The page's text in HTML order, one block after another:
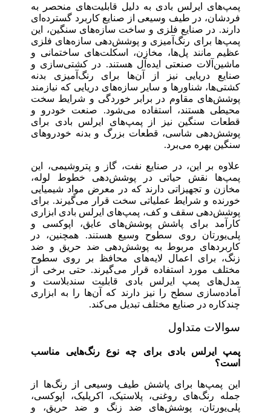
پمپ‌های ایرلس بادی به دلیل قابلیت‌های منحصر به
فردشان، در طیف وسیعی از صنایع کاربرد گسترده‌ای
دارند. در صنایع فلزی و ساخت سازه‌های سنگین، این
پمپ‌ها برای رنگ‌آمیزی و پوشش‌دهی سازه‌های فلزی
عظیم مانند پل‌ها، مخازن، اسکلت‌های ساختمانی و
ماشین‌آلات صنعتی ایده‌آل هستند. در کشتی‌سازی و
صنایع دریایی نیز از آن‌ها برای رنگ‌آمیزی بدنه
کشتی‌ها، شناورها و سایر سازه‌های دریایی که نیازمند
پوشش‌های مقاوم در برابر خوردگی و شرایط سخت
محیطی هستند، استفاده می‌شود. صنعت خودرو و
قطعات سنگین نیز از پمپ‌های ایرلس بادی برای
پوشش‌دهی شاسی، قطعات بزرگ و بدنه خودروهای
سنگین بهره می‌برد.
علاوه بر این، در صنایع نفت، گاز و پتروشیمی، این
پمپ‌ها نقش حیاتی در پوشش‌دهی خطوط لوله،
مخازن و تجهیزاتی دارند که در معرض مواد شیمیایی
خورنده و شرایط عملیاتی سخت قرار می‌گیرند. برای
پوشش‌دهی سقف و کف، پمپ‌های ایرلس بادی ابزاری
کارآمد برای پاشش پوشش‌های عایق، اپوکسی و
پلی‌یورتان روی سطوح وسیع هستند. همچنین، در
کاربردهای مربوط به پوشش‌دهی ضد حریق و ضد
زنگ، برای اعمال لایه‌های محافظ بر روی سطوح
مختلف مورد استفاده قرار می‌گیرند. حتی برخی از
مدل‌های پمپ ایرلس بادی قابلیت سندبلاست و
آماده‌سازی سطح را نیز دارند که آن‌ها را به ابزاری
چندکاره در صنایع مختلف تبدیل می‌کند.
سوالات متداول
پمپ ایرلس بادی برای چه نوع رنگ‌هایی مناسب
است؟
این پمپ‌ها برای پاشش طیف وسیعی از رنگ‌ها از
جمله رنگ‌های روغنی، پلاستیک، اکریلیک، اپوکسی،
پلی‌یورتان، پوشش‌های ضد زنگ و ضد حریق، و